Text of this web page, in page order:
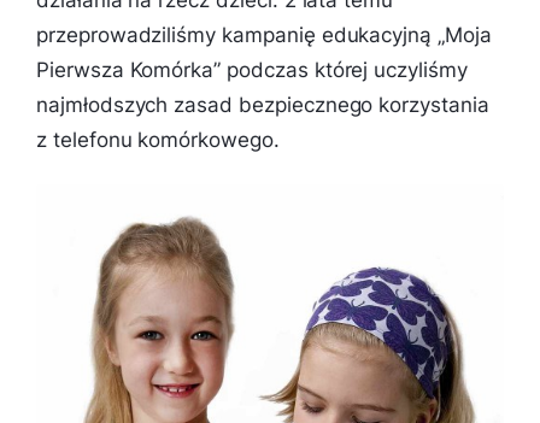
przeprowadziliśmy kampanię edukacyjną „Moja
Pierwsza Komórka” podczas której uczyliśmy
najmłodszych zasad bezpiecznego korzystania
z telefonu komórkowego.